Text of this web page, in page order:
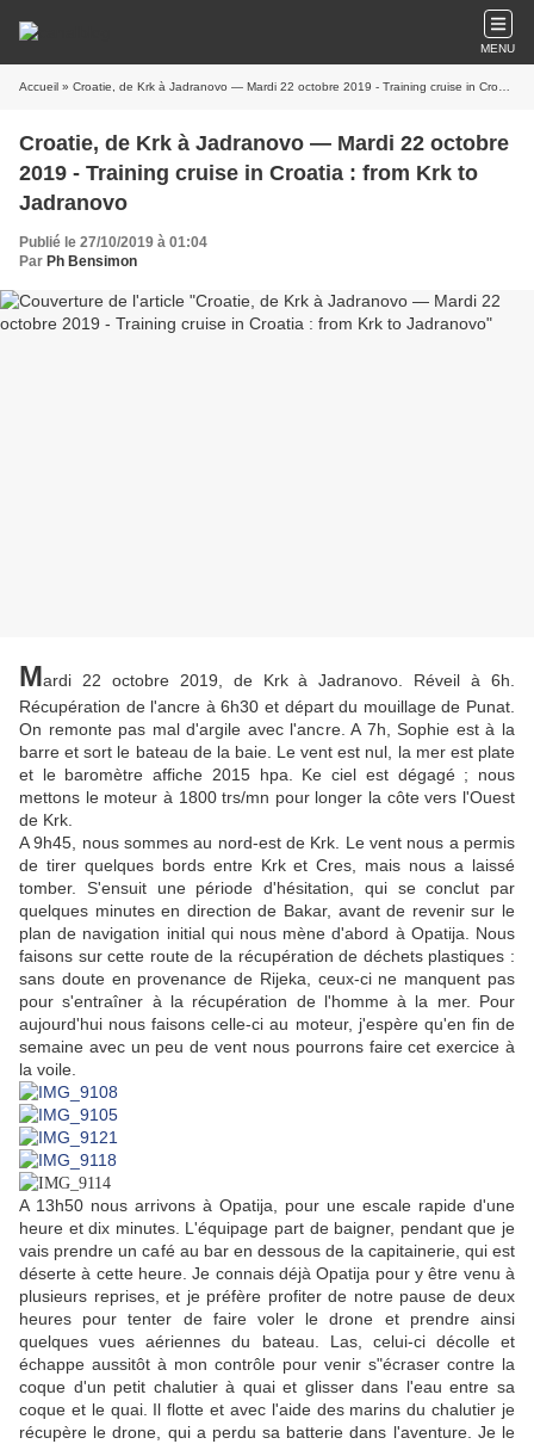
MENU
Accueil » Croatie, de Krk à Jadranovo — Mardi 22 octobre 2019 - Training cruise in Croatia : from Krk to Jadranovo
Croatie, de Krk à Jadranovo — Mardi 22 octobre
2019 - Training cruise in Croatia : from Krk to
Jadranovo
Publié le 27/10/2019 à 01:04
Par Ph Bensimon
Mardi 22 octobre 2019, de Krk à Jadranovo. Réveil à 6h.
Récupération de l'ancre à 6h30 et départ du mouillage de Punat.
On remonte pas mal d'argile avec l'ancre. A 7h, Sophie est à la
barre et sort le bateau de la baie. Le vent est nul, la mer est plate
et le baromètre affiche 2015 hpa. Ke ciel est dégagé ; nous
mettons le moteur à 1800 trs/mn pour longer la côte vers l'Ouest
de Krk.
A 9h45, nous sommes au nord-est de Krk. Le vent nous a permis
de tirer quelques bords entre Krk et Cres, mais nous a laissé
tomber. S'ensuit une période d'hésitation, qui se conclut par
quelques minutes en direction de Bakar, avant de revenir sur le
plan de navigation initial qui nous mène d'abord à Opatija. Nous
faisons sur cette route de la récupération de déchets plastiques :
sans doute en provenance de Rijeka, ceux-ci ne manquent pas
pour s'entraîner à la récupération de l'homme à la mer. Pour
aujourd'hui nous faisons celle-ci au moteur, j'espère qu'en fin de
semaine avec un peu de vent nous pourrons faire cet exercice à
la voile.
A 13h50 nous arrivons à Opatija, pour une escale rapide d'une
heure et dix minutes. L'équipage part de baigner, pendant que je
vais prendre un café au bar en dessous de la capitainerie, qui est
déserte à cette heure. Je connais déjà Opatija pour y être venu à
plusieurs reprises, et je préfère profiter de notre pause de deux
heures pour tenter de faire voler le drone et prendre ainsi
quelques vues aériennes du bateau. Las, celui-ci décolle et
échappe aussitôt à mon contrôle pour venir s"écraser contre la
coque d'un petit chalutier à quai et glisser dans l'eau entre sa
coque et le quai. Il flotte et avec l'aide des marins du chalutier je
récupère le drone, qui a perdu sa batterie dans l'aventure. Je le